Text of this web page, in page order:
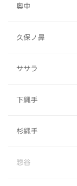
奥中
久保ノ鼻
ササラ
下縄手
杉縄手
惣谷